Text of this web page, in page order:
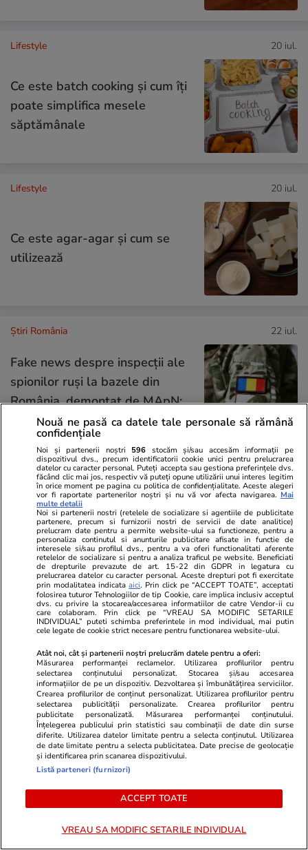
Lifestyle 20 iul.
Ce este batch cooking și cum îți
poate simplifica mesele
săptămânale
Lifestyle 20 iul.
Ce este agar-agar și cum se
utilizează
Știri România 22 iul.
Fake news despre inspecții ale
spionilor ruși la bazele din
România, demontat de MApN:
„Afirmația este falsă”
Știri România 22 iul.
Sorin Blejnar, fostul șef ANAF,
condamnat definitiv la 5 ani de
închisoare, a scăpat de acuzație
pentru că fapta s-a prescris
Știri România 22 iul.
Sorin Grindeanu, reacție după
imaginile cu Marcel Ciolacu și
Ionel Arsene surprinși la masă,
în Italia: „Fiecare răspunde de
ceea ce face”
Știri România
Cum ne schimbă psihanaliza și
de ce suferința face parte din
Scoruș: „Oamenii se raportează
Nouă ne pasă ca datele tale personale să rămână
confidențiale
Noi și partenerii noștri 596 stocăm și/sau accesăm informații pe
dispozitivul dvs., precum identificatorii cookie unici pentru prelucrarea
datelor cu caracter personal. Puteți accepta sau gestiona preferințele dvs.
făcând clic mai jos, respectiv vă puteți opune utilizării unui interes legitim
în orice moment pe pagina cu politica de confidențialitate. Aceste alegeri
vor fi raportate partenerilor noștri și nu vă vor afecta navigarea. Mai
multe detalii
Noi si partenerii nostri (retelele de socializare si agentiile de publicitate
partenere, precum si furnizorii nostri de servicii de date analitice)
prelucram date pentru a permite website-ului sa functioneze, pentru a
personaliza continutul si anunturile publicitare afisate in functie de
interesele si/sau profilul dvs., pentru a va oferi functionalitati aferente
retelelor de socializare si pentru a analiza traficul pe website. Beneficiati
de drepturile prevazute de art. 15-22 din GDPR in legatura cu
prelucrarea datelor cu caracter personal. Aceste drepturi pot fi exercitate
prin modalitatea indicataaici. Prin click pe “ACCEPT TOATE”, acceptati
folosirea tuturor Tehnologiilor de tip Cookie, care implica inclusiv acceptul
dvs. cu privire la stocarea/accesarea informatiilor de catre Vendor-ii cu
care colaboram. Prin click pe “VREAU SA MODIFIC SETARILE
INDIVIDUAL” puteti schimba preferintele in mod individual, mai putin
cele legate de cookie strict necesare pentru functionarea website-ului.
Atât noi, cât și partenerii noștri prelucrăm datele pentru a oferi:
Măsurarea performanței reclamelor. Utilizarea profilurilor pentru
selectarea conținutului personalizat. Stocarea și/sau accesarea
informațiilor de pe un dispozitiv. Dezvoltarea și îmbunătățirea serviciilor.
Crearea profilurilor de conținut personalizat. Utilizarea profilurilor pentru
selectarea publicității personalizate. Crearea profilurilor pentru
publicitate personalizată. Măsurarea performanței conținutului.
Înțelegerea publicului prin statistici sau combinații de date din surse
diferite. Utilizarea datelor limitate pentru a selecta conținutul. Utilizarea
de date limitate pentru a selecta publicitatea. Date precise de geolocație
și identificarea prin scanarea dispozitivului.
Listă parteneri (furnizori)
ACCEPT TOATE
VREAU SA MODIFIC SETARILE INDIVIDUAL